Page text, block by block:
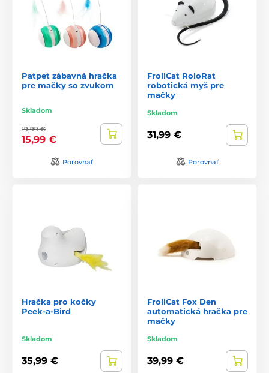
Patpet zábavná hračka
pre mačky so zvukom
Skladom
19,99 €
15,99 €
Porovnať
FroliCat RoloRat
robotická myš pre
mačky
Skladom
31,99 €
Porovnať
Hračka pro kočky
Peek-a-Bird
Skladom
35,99 €
FroliCat Fox Den
automatická hračka pre
mačky
Skladom
39,99 €